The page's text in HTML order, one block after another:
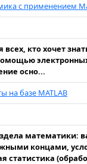
с применением
всех, кто хочет
осно...
на базе MATLAB
математики:
концами,
статистика